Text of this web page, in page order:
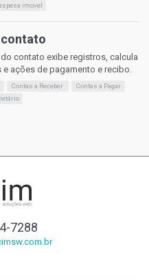
imovel
contato exibe registros, calcula
ações de pagamento e recibo.
Contas a Receber
Contas a Pagar
7288